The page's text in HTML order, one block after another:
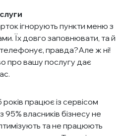
ігнорують пункти меню з
Їх довго заповнювати, та й
правда?Але ж ні!
про вашу послугу дає
працює із сервісом
95% власників бізнесу не
та не працюють